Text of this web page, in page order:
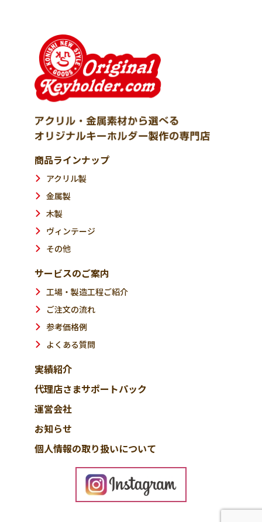
商品ラインナップ
アクリル製
金属製
木製
ヴィンテージ
その他
サービスのご案内
工場・製造工程ご紹介
ご注文の流れ
参考価格例
よくある質問
実績紹介
代理店さまサポートパック
運営会社
お知らせ
個人情報の取り扱いについて